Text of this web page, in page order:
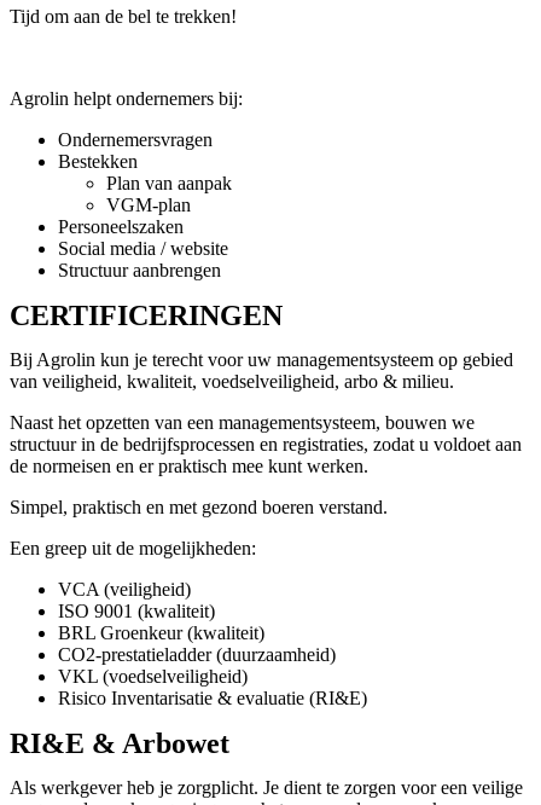
Tijd om aan de bel te trekken!
Agrolin helpt ondernemers bij:
Ondernemersvragen
Bestekken
Plan van aanpak
VGM-plan
Personeelszaken
Social media / website
Structuur aanbrengen
CERTIFICERINGEN
Bij Agrolin kun je terecht voor uw managementsysteem op gebied
van veiligheid, kwaliteit, voedselveiligheid, arbo & milieu.
Naast het opzetten van een managementsysteem, bouwen we
structuur in de bedrijfsprocessen en registraties, zodat u voldoet aan
de normeisen en er praktisch mee kunt werken.
Simpel, praktisch en met gezond boeren verstand.
Een greep uit de mogelijkheden:
VCA (veiligheid)
ISO 9001 (kwaliteit)
BRL Groenkeur (kwaliteit)
CO2-prestatieladder (duurzaamheid)
VKL (voedselveiligheid)
Risico Inventarisatie & evaluatie (RI&E)
RI&E & Arbowet
Als werkgever heb je zorgplicht. Je dient te zorgen voor een veilige